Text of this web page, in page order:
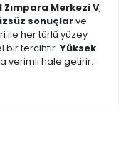
Zımpara Merkezi V,
sonuçlarve
ile her türlü yüzey
bir tercihtir. Yüksek
verimli hale getirir.